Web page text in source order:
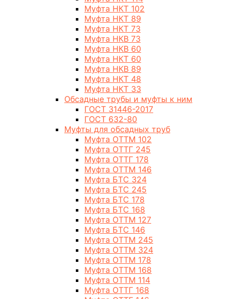
Муфта НКТ 102
Муфта НКТ 89
Муфта НКТ 73
Муфта НКВ 73
Муфта НКВ 60
Муфта НКТ 60
Муфта НКВ 89
Муфта НКТ 48
Муфта НКТ 33
Обсадные трубы и муфты к ним
ГОСТ 31446-2017
ГОСТ 632-80
Муфты для обсадных труб
Муфта ОТТМ 102
Муфта ОТТГ 245
Муфта ОТТГ 178
Муфта ОТТМ 146
Муфта БТС 324
Муфта БТС 245
Муфта БТС 178
Муфта БТС 168
Муфта ОТТМ 127
Муфта БТС 146
Муфта ОТТМ 245
Муфта ОТТМ 324
Муфта ОТТМ 178
Муфта ОТТМ 168
Муфта ОТТМ 114
Муфта ОТТГ 168